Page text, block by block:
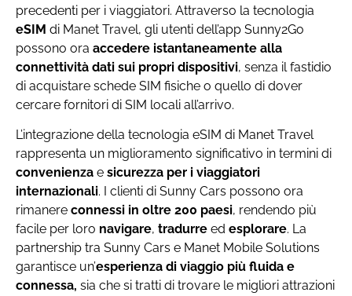
precedenti per i viaggiatori. Attraverso la tecnologia
eSIM di Manet Travel, gli utenti dell’app Sunny2Go
possono ora accedere istantaneamente alla
connettività dati sui propri dispositivi, senza il fastidio
di acquistare schede SIM fisiche o quello di dover
cercare fornitori di SIM locali all’arrivo.
L’integrazione della tecnologia eSIM di Manet Travel
rappresenta un miglioramento significativo in termini di
convenienza e sicurezza per i viaggiatori
internazionali. I clienti di Sunny Cars possono ora
rimanere connessi in oltre 200 paesi, rendendo più
facile per loro navigare, tradurre ed esplorare. La
partnership tra Sunny Cars e Manet Mobile Solutions
garantisce un’esperienza di viaggio più fluida e
connessa, sia che si tratti di trovare le migliori attrazioni